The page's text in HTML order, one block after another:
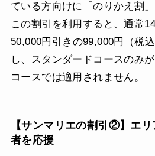
ている方向けに「のりかえ割
この割引を利用すると、通常
50,000円引きの99,000円（税
し、スタンダードコースのみ
コースでは適用されません。
【サンマリエの割引②】エ
者を応援